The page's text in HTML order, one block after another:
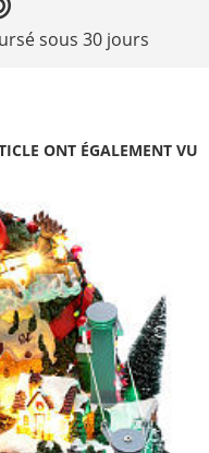
sous 30 jours
ONT ÉGALEMENT VU